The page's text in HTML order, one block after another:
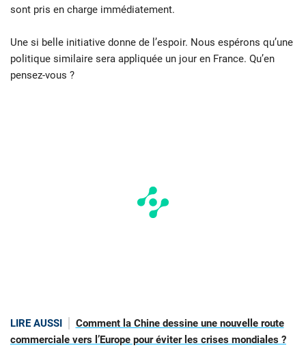
sont pris en charge immédiatement.
Une si belle initiative donne de l’espoir. Nous espérons qu’une
politique similaire sera appliquée un jour en France. Qu’en
pensez-vous ?
LIRE AUSSI
Comment la Chine dessine une nouvelle route
commerciale vers l’Europe pour éviter les crises mondiales ?